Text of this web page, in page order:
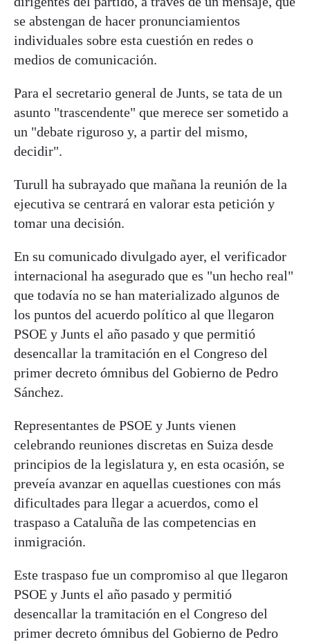
se abstengan de hacer pronunciamientos
individuales sobre esta cuestión en redes o
medios de comunicación.
Para el secretario general de Junts, se tata de un
asunto "trascendente" que merece ser sometido a
un "debate riguroso y, a partir del mismo,
decidir".
Turull ha subrayado que mañana la reunión de la
ejecutiva se centrará en valorar esta petición y
tomar una decisión.
En su comunicado divulgado ayer, el verificador
internacional ha asegurado que es "un hecho real"
que todavía no se han materializado algunos de
los puntos del acuerdo político al que llegaron
PSOE y Junts el año pasado y que permitió
desencallar la tramitación en el Congreso del
primer decreto ómnibus del Gobierno de Pedro
Sánchez.
Representantes de PSOE y Junts vienen
celebrando reuniones discretas en Suiza desde
principios de la legislatura y, en esta ocasión, se
preveía avanzar en aquellas cuestiones con más
dificultades para llegar a acuerdos, como el
traspaso a Cataluña de las competencias en
inmigración.
Este traspaso fue un compromiso al que llegaron
PSOE y Junts el año pasado y permitió
desencallar la tramitación en el Congreso del
primer decreto ómnibus del Gobierno de Pedro